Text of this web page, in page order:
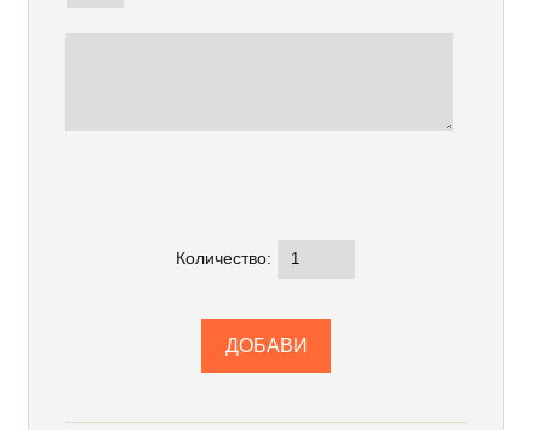
Количество: